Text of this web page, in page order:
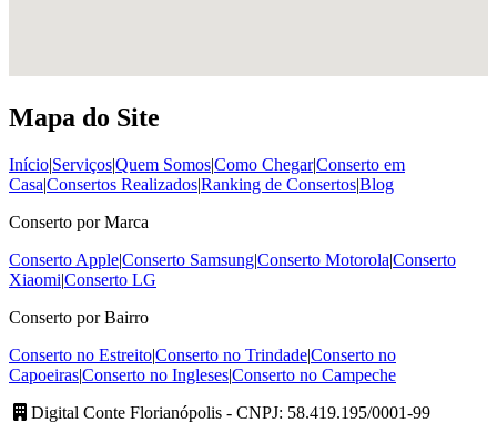
Mapa do Site
Início|Serviços|Quem Somos|Como Chegar|Conserto em
Casa|Consertos Realizados|Ranking de Consertos|Blog
Conserto por Marca
Conserto Apple|Conserto Samsung|Conserto Motorola|Conserto
Xiaomi|Conserto LG
Conserto por Bairro
Conserto no Estreito|Conserto no Trindade|Conserto no
Capoeiras|Conserto no Ingleses|Conserto no Campeche
Digital Conte Florianópolis - CNPJ: 58.419.195/0001-99